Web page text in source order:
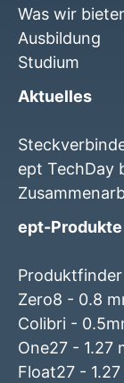
Was wir
Ausbildung
Studium
Aktuelles
ept TechDay
ept-Produkte
Produktfinder
Zero8 - 0.8
Colibri -
One27 - 1.27
Float27 -